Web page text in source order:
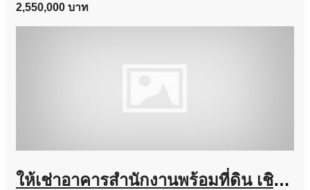
2,550,000 บาท
ให้เช่าอาคารสำนักงานพร้อมที่ดิน เชิงทะเล ภูเก็ต 38.4 ตร.ว. ทำเลติดถนนใหญ่ โทร 095-268-6161